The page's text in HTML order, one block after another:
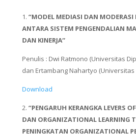
1. “MODEL MEDIASI DAN
ANTARA SISTEM PENGENDALIAN
DAN KINERJA”
Penulis : Dwi Ratmono (Universitas
dan Ertambang Nahartyo
Download
2. “PENGARUH KERANGKA LEVERS
DAN ORGANIZATIONAL LEARNING
PENINGKATAN ORGANIZATIONAL